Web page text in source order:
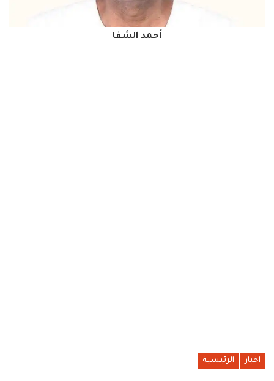
أحمد الشفا
اخبار الرئيسية